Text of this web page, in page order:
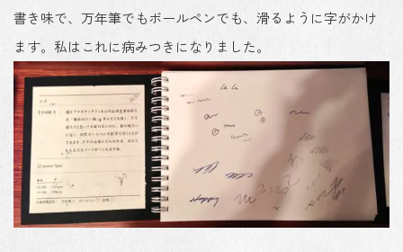
書き味で、万年筆でもボールペンでも、滑るように字がかけ
ます。私はこれに病みつきになりました。